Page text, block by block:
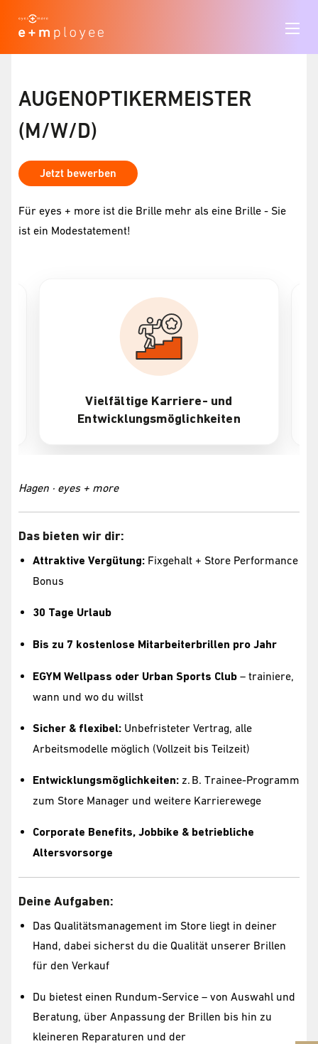
AUGENOPTIKERMEISTER
(M/W/D)
Jetzt bewerben
Für eyes + more ist die Brille mehr als eine Brille - Sie
ist ein Modestatement!
Vielfältige Karriere- und
Entwicklungsmöglichkeiten
Hagen · eyes + more
Das bieten wir dir:
Attraktive Vergütung: Fixgehalt + Store Performance
Bonus
30 Tage Urlaub
Bis zu 7 kostenlose Mitarbeiterbrillen pro Jahr
EGYM Wellpass oder Urban Sports Club – trainiere,
wann und wo du willst
Sicher & flexibel: Unbefristeter Vertrag, alle
Arbeitsmodelle möglich (Vollzeit bis Teilzeit)
Entwicklungsmöglichkeiten: z. B. Trainee-Programm
zum Store Manager und weitere Karrierewege
Corporate Benefits, Jobbike & betriebliche
Altersvorsorge
Deine Aufgaben:
Das Qualitätsmanagement im Store liegt in deiner
Hand, dabei sicherst du die Qualität unserer Brillen
für den Verkauf
Du bietest einen Rundum-Service – von Auswahl und
Beratung, über Anpassung der Brillen bis hin zu
kleineren Reparaturen und der